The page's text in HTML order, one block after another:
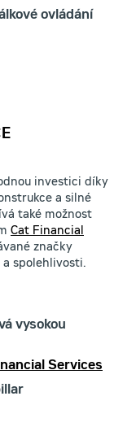
ovládání
investici díky
a silné
také možnost
Cat Financial
značky
spolehlivosti.
vysokou
Services